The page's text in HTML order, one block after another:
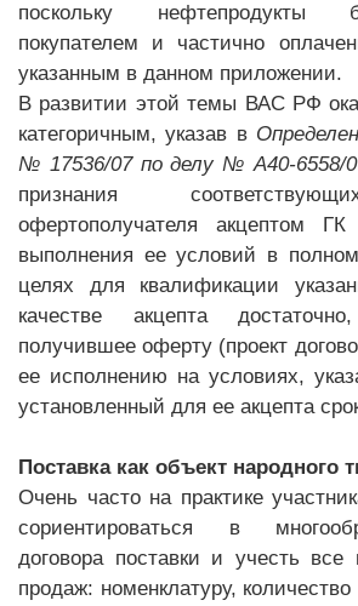
поскольку нефтепродукты
покупателем и частично
указанным в данном приложении.
В развитии этой темы ВАС РФ
категоричным, указав в
№ 17536/07 по делу № А40-6558/
признания
офертополучателя акцептом
выполнения ее условий в
целях для квалификации
качестве акцепта
получившее оферту (проект
ее исполнению на условиях,
установленный для ее акцепта
Поставка как объект народного
Очень часто на практике
сориентироваться в
договора поставки и учесть
продаж: номенклатуру,